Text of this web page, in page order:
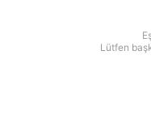
Lütfen